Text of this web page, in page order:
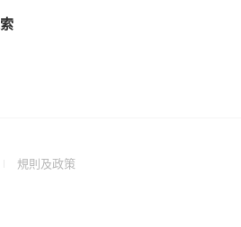
規則及政策(Open